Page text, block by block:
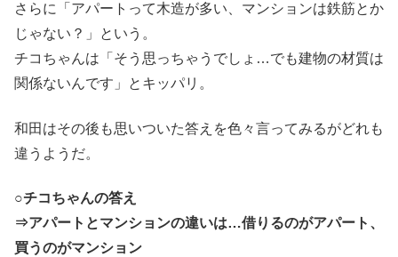
さらに「アパートって木造が多い、マンションは鉄筋とか
じゃない？」という。
チコちゃんは「そう思っちゃうでしょ…でも建物の材質は
関係ないんです」とキッパリ。
和田はその後も思いついた答えを色々言ってみるがどれも
違うようだ。
○チコちゃんの答え
⇒アパートとマンションの違いは…借りるのがアパート、
買うのがマンション